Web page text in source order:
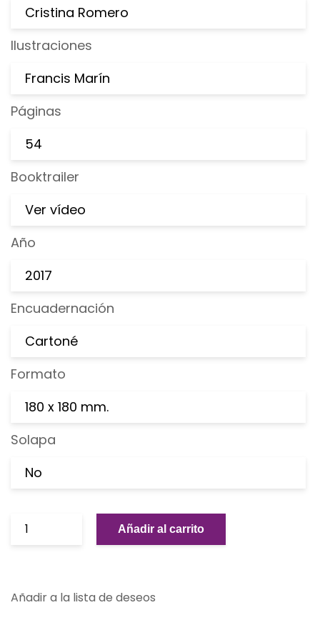
Cristina Romero
Ilustraciones
Francis Marín
Páginas
54
Booktrailer
Ver vídeo
Año
2017
Encuadernación
Cartoné
Formato
180 x 180 mm.
Solapa
No
Añadir al carrito
Añadir a la lista de deseos